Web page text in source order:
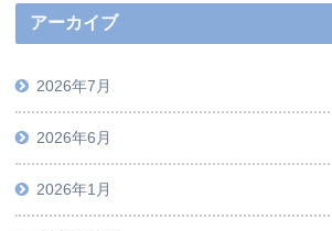
アーカイブ
2026年7月
2026年6月
2026年1月